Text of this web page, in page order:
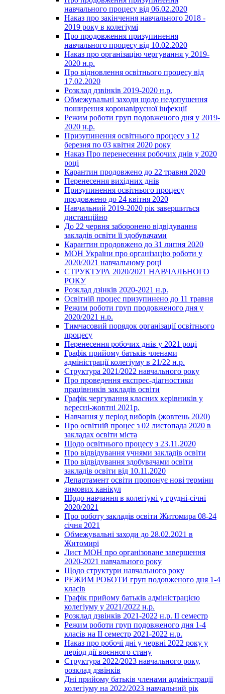
навчального процесу від 06.02.2020
Наказ про закінчення навчального 2018 -
2019 року в колегіумі
Про продовження призупинення
навчального процесу від 10.02.2020
Наказ про організацію чергування у 2019-
2020 н.р.
Про відновлення освітнього процесу від
17.02.2020
Розклад дзвінків 2019-2020 н.р.
Обмежувальні заходи щодо недопушення
поширення коронавірусної інфекції
Режим роботи груп подовженого дня у 2019-
2020 н.р.
Призупинення освітнього процесу з 12
березня по 03 квітня 2020 року
Наказ Про перенесення робочих днів у 2020
році
Карантин продовжено до 22 травня 2020
Перенесення вихідних днів
Призупинення освітнього процесу
продовжено до 24 квітня 2020
Навчальний 2019-2020 рік завершиться
дистанційно
До 22 червня заборонено відвідування
закладів освіти її здобувачами
Карантин продовжено до 31 липня 2020
МОН України про організацію роботи у
2020/2021 навчальному році
СТРУКТУРА 2020/2021 НАВЧАЛЬНОГО
РОКУ
Розклад дзінків 2020-2021 н.р.
Освітній процес призупинено до 11 травня
Режим роботи груп продовженого дня у
2020/2021 н.р.
Тимчасовий порядок організації освітнього
процесу
Перенесення робочих днів у 2021 році
Графік прийому батьків членами
адміністрації колегіуму в 21/22 н.р.
Структура 2021/2022 навчального року
Про проведення експрес-діагностики
працівників закладів освіти
Графік чергування класних керівників у
вересні-жовтні 2021р.
Навчання у період виборів (жовтень 2020)
Про освітній процес з 02 листопада 2020 в
закладах освіти міста
Щодо освітнього процесу з 23.11.2020
Про відвідування учнями закладів освіти
Про відвідування здобувачами освіти
закладів освіти від 10.11.2020
Департамент освіти пропонує нові терміни
зимових канікул
Щодо навчання в колегіумі у грудні-січні
2020/2021
Про роботу закладів освіти Житомира 08-24
січня 2021
Обмежувальні заходи до 28.02.2021 в
Житомирі
Лист МОН про організоване завершення
2020-2021 навчального року
Щодо структури навчального року
РЕЖИМ РОБОТИ груп подовженого дня 1-4
класів
Графік прийому батьків адміністрацією
колегіуму у 2021/2022 н.р.
Розклад дзвінків 2021-2022 н.р. ІІ семестр
Режим роботи груп подовженого дня 1-4
класів на ІІ семестр 2021-2022 н.р.
Наказ про робочі дні у червні 2022 року у
період дії воєнного стану
Структура 2022/2023 навчального року,
розклад дзвінків
Дні прийому батьків членами адміністрації
колегіуму на 2022/2023 навчальний рік